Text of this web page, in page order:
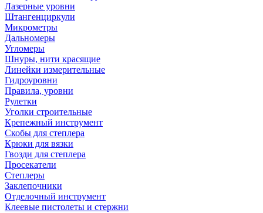
Лазерные уровни
Штангенциркули
Микрометры
Дальномеры
Угломеры
Шнуры, нити красящие
Линейки измерительные
Гидроуровни
Правила, уровни
Рулетки
Уголки строительные
Крепежный инструмент
Скобы для степлера
Крюки для вязки
Гвозди для степлера
Просекатели
Степлеры
Заклепочники
Отделочный инструмент
Клеевые пистолеты и стержни